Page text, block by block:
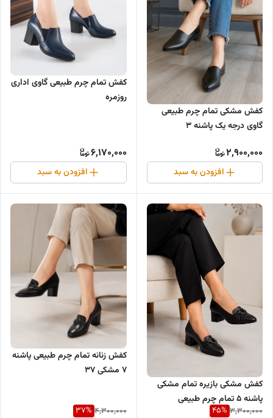
کفش مشکی تمام چرم طبیعی
گاوی درجه یک پاشنه ۳
2,900,000
افزودن به سبد
کفش تمام چرم طبیعی گاوی اداری
روزمره
6,170,000
افزودن به سبد
کفش مشکی بازیره تمام مشکی
پاشنه ۵ تمام چرم طبیعی
3,300,000
45%
کفش زنانه تمام چرم طبیعی پاشنه
۷ مشکی ۳۷
4,300,000
37%